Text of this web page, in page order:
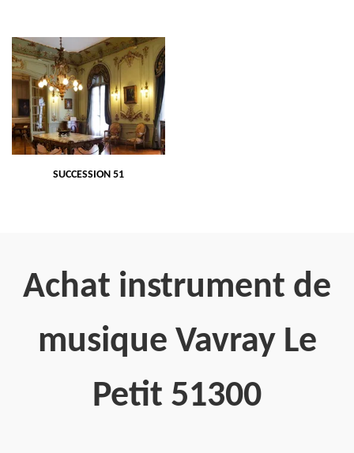
SUCCESSION 51
Achat instrument de
musique Vavray Le
Petit 51300